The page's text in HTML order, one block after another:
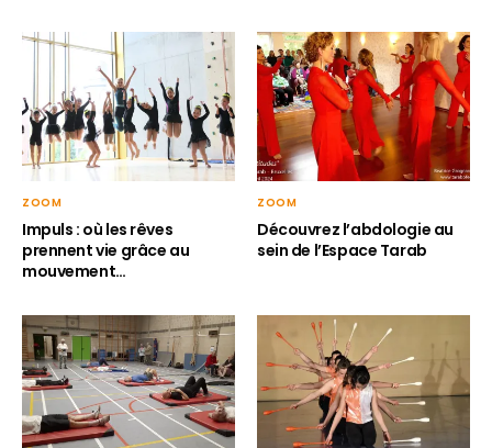
ZOOM
Impuls : où les rêves
prennent vie grâce au
mouvement…
ZOOM
Découvrez l’abdologie au
sein de l’Espace Tarab